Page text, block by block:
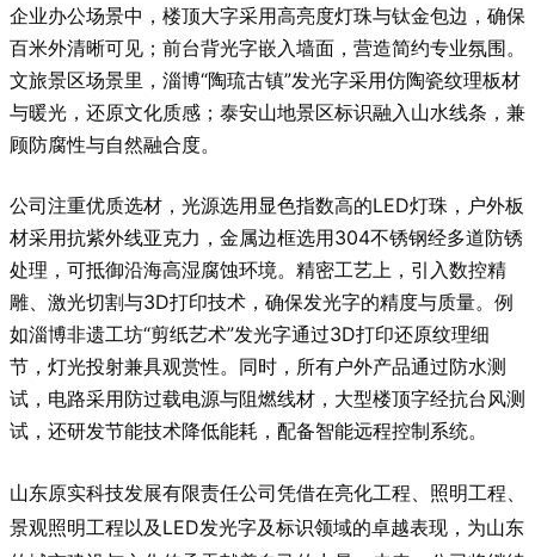
企业办公场景中，楼顶大字采用高亮度灯珠与钛金包边，确保
百米外清晰可见；前台背光字嵌入墙面，营造简约专业氛围。
文旅景区场景里，淄博“陶琉古镇”发光字采用仿陶瓷纹理板材
与暖光，还原文化质感；泰安山地景区标识融入山水线条，兼
顾防腐性与自然融合度。
公司注重优质选材，光源选用显色指数高的LED灯珠，户外板
材采用抗紫外线亚克力，金属边框选用304不锈钢经多道防锈
处理，可抵御沿海高湿腐蚀环境。精密工艺上，引入数控精
雕、激光切割与3D打印技术，确保发光字的精度与质量。例
如淄博非遗工坊“剪纸艺术”发光字通过3D打印还原纹理细
节，灯光投射兼具观赏性。同时，所有户外产品通过防水测
试，电路采用防过载电源与阻燃线材，大型楼顶字经抗台风测
试，还研发节能技术降低能耗，配备智能远程控制系统。
山东原实科技发展有限责任公司凭借在亮化工程、照明工程、
景观照明工程以及LED发光字及标识领域的卓越表现，为山东